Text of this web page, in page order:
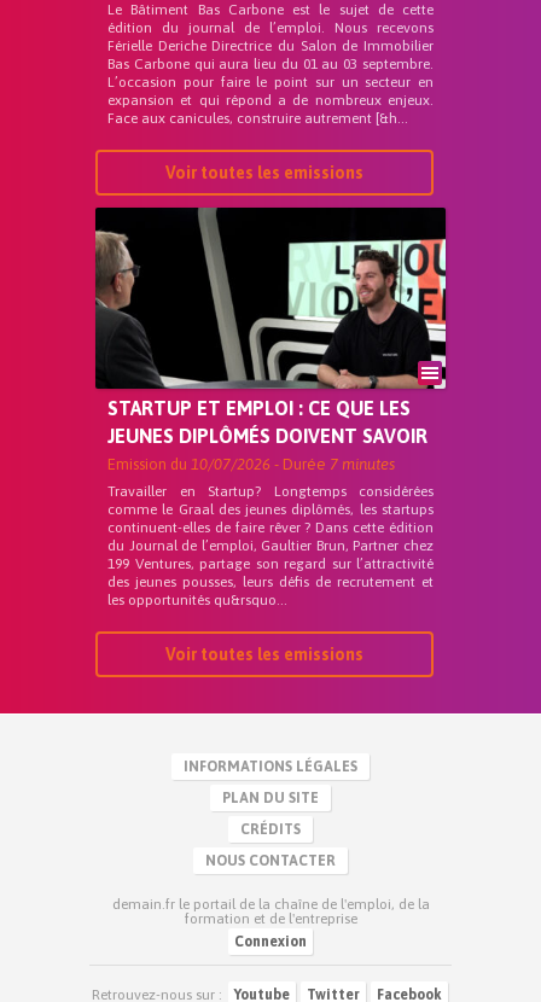
Le Bâtiment Bas Carbone est le sujet de cette
édition du journal de l’emploi. Nous recevons
Férielle Deriche Directrice du Salon de Immobilier
Bas Carbone qui aura lieu du 01 au 03 septembre.
L’occasion pour faire le point sur un secteur en
expansion et qui répond a de nombreux enjeux.
Face aux canicules, construire autrement [&h...
Voir toutes les emissions
STARTUP ET EMPLOI : CE QUE LES
JEUNES DIPLÔMÉS DOIVENT SAVOIR
Emission du 10/07/2026 - Durée 7 minutes
Travailler en Startup? Longtemps considérées
comme le Graal des jeunes diplômés, les startups
continuent-elles de faire rêver ? Dans cette édition
du Journal de l’emploi, Gaultier Brun, Partner chez
199 Ventures, partage son regard sur l’attractivité
des jeunes pousses, leurs défis de recrutement et
les opportunités qu&rsquo...
Voir toutes les emissions
INFORMATIONS LÉGALES
PLAN DU SITE
CRÉDITS
NOUS CONTACTER
demain.fr le portail de la chaîne de l'emploi, de la
formation et de l'entreprise
Connexion
Retrouvez-nous sur : Youtube Twitter Facebook